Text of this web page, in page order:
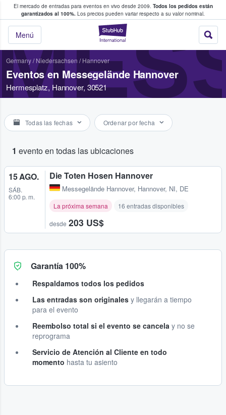
El mercado de entradas para eventos en vivo desde 2009. Todos los pedidos están
garantizados al 100%. Los precios pueden variar respecto a su valor nominal.
StubHub:
Menú
y venta de entradas entre fans
Germany/ Niedersachsen / Hannover
Eventos en Messegelände Hannover
Hermesplatz, Hannover, 30521
Todas las fechas Ordenar por fecha
1 evento en todas las ubicaciones
15 AGO.
SÁB.
6:00 p. m.
Die Toten Hosen Hannover
Messegelände Hannover, Hannover, NI, DE
La próxima semana 16 entradas disponibles
desde 203 US$
Garantía 100%
Respaldamos todos los pedidos
Las entradas son originales y llegarán a tiempo
para el evento
Reembolso total si el evento se cancela y no se
reprograma
Servicio de Atención al Cliente en todo
momento hasta tu asiento